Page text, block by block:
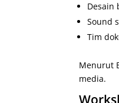
Desain
Sound
Tim
Menurut
media.